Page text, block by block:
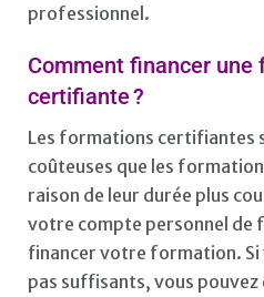
professionnel.
Comment financer une
certifiante ?
Les formations certifiantes
coûteuses que les
raison de leur durée plus
votre compte personnel de
financer votre formation. Si
pas suffisants, vous pouvez